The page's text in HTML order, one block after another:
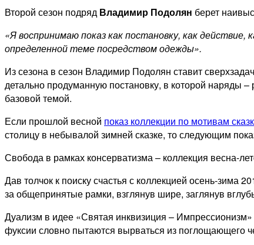
Второй сезон подряд Владимир Подолян берет
«Я воспринимаю показ как постановку, как действие,
определенной теме посредством одежды».
Из сезона в сезон Владимир Подолян ставит
детально продуманную постановку, в которой
базовой темой.
Если прошлой весной показ коллекции по мотивам
столицу в небывалой зимней сказке, то следующим
Свобода в рамках консерватизма – коллекция весна-
Дав толчок к поиску счастья с коллекцией осень-
за общепринятые рамки, взглянув шире, заглянув
Дуализм в идее «Святая инквизиция – Импрессионизм»
фуксии словно пытаются вырваться из поглощающего